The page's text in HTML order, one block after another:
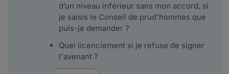
d’un niveau inférieur sans mon accord, si
je saisis le Conseil de prud'hommes que
puis-je demander ?
Quel licenciement si je refuse de signer
l'avenant ?